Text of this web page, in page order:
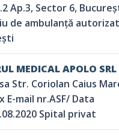
Ap.3, Sector 6,
de ambulanță
MEDICAL APOLO SRL
Str. Coriolan Caius
E-mail nr.ASF/ Data
Spital privat